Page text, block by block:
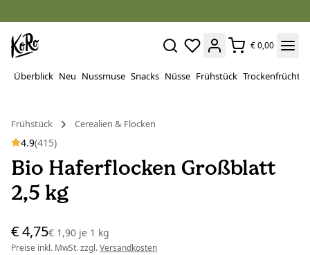
€ 0,00
Überblick Neu Nussmuse Snacks Nüsse Frühstück Trockenfrüchte
Frühstück
Cerealien & Flocken
4.9(415)
Bio Haferflocken Großblatt
2,5 kg
€ 4,75€ 1,90 je 1 kg
Preise inkl. MwSt. zzgl.Versandkosten